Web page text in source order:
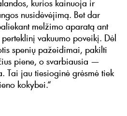
kurios kainuoja ir
nusidėvėjimą. Bet dar
melžimo aparatą ant
vakuumo poveikį. Dėl
spenių pažeidimai, pakilti
piene, o svarbiausia —
Tai jau tiesioginė grėsmė tiek
kokybei.“